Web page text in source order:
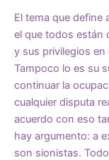
El tema que define
el que todos están
y sus privilegios
Tampoco lo es su
continuar la
cualquier disputa
acuerdo con eso
hay argumento: a
son sionistas.